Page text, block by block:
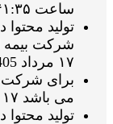
ساعت ۲۱:۴۱:۳۵
تولید
شرکت بیمه
۱۷ مرداد 1405 ساعت ۲۱:۳۸:۲۰
برای شرکت
می باشد ۱۷ مرداد 1405 ساعت ۲۱:۳۴:۴۷
تولید